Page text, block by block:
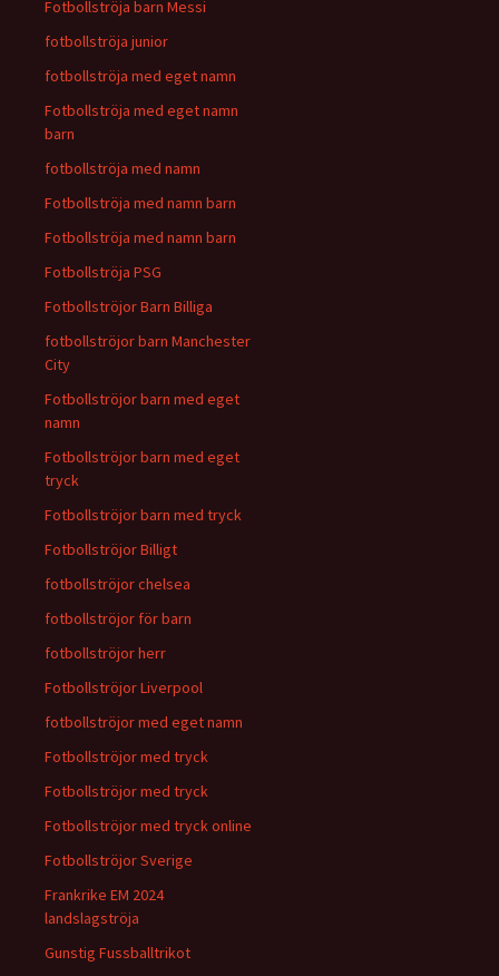
Fotbollströja barn Messi
fotbollströja junior
fotbollströja med eget namn
Fotbollströja med eget namn
barn
fotbollströja med namn
Fotbollströja med namn barn
Fotbollströja med namn barn
Fotbollströja PSG
Fotbollströjor Barn Billiga
fotbollströjor barn Manchester
City
Fotbollströjor barn med eget
namn
Fotbollströjor barn med eget
tryck
Fotbollströjor barn med tryck
Fotbollströjor Billigt
fotbollströjor chelsea
fotbollströjor för barn
fotbollströjor herr
Fotbollströjor Liverpool
fotbollströjor med eget namn
Fotbollströjor med tryck
Fotbollströjor med tryck
Fotbollströjor med tryck online
Fotbollströjor Sverige
Frankrike EM 2024
landslagströja
Gunstig Fussballtrikot